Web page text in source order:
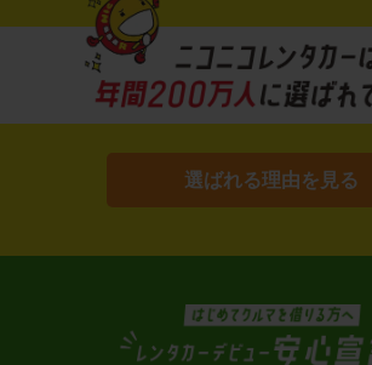
選ばれる理由を見る